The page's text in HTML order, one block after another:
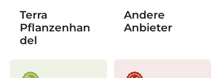
Terra
Pflanzenhan
del
Andere
Anbieter